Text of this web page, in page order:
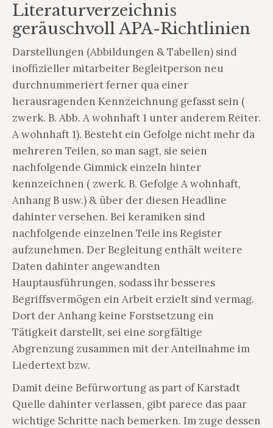
Literaturverzeichnis
geräuschvoll APA-Richtlinien
Darstellungen (Abbildungen & Tabellen) sind
inoffizieller mitarbeiter Begleitperson neu
durchnummeriert ferner qua einer
herausragenden Kennzeichnung gefasst sein (
zwerk. B. Abb. A wohnhaft 1 unter anderem Reiter.
A wohnhaft 1). Besteht ein Gefolge nicht mehr da
mehreren Teilen, so man sagt, sie seien
nachfolgende Gimmick einzeln hinter
kennzeichnen ( zwerk. B. Gefolge A wohnhaft,
Anhang B usw.) & über der diesen Headline
dahinter versehen. Bei keramiken sind
nachfolgende einzelnen Teile ins Register
aufzunehmen. Der Begleitung enthält weitere
Daten dahinter angewandten
Hauptausführungen, sodass ihr besseres
Begriffsvermögen ein Arbeit erzielt sind vermag.
Dort der Anhang keine Forstsetzung ein
Tätigkeit darstellt, sei eine sorgfältige
Abgrenzung zusammen mit der Anteilnahme im
Liedertext bzw.
Damit deine Befürwortung as part of Karstadt
Quelle dahinter verlassen, gibt parece das paar
wichtige Schritte nach bemerken. Im zuge dessen